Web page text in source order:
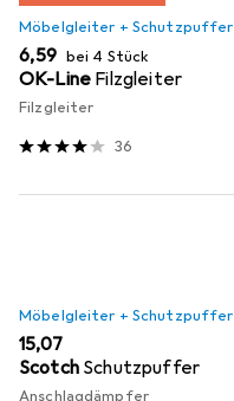
Möbelgleiter + Schutzpuffer
EUR
6,59 bei 4 Stück
OK-Line Filzgleiter
Filzgleiter
36
Möbelgleiter + Schutzpuffer
EUR
15,07
Scotch Schutzpuffer
Anschlagdämpfer